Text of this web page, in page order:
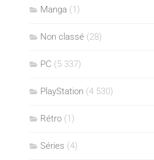
Manga (1)
Non classé (28)
PC (5 337)
PlayStation (4 530)
Rétro (1)
Séries (4)